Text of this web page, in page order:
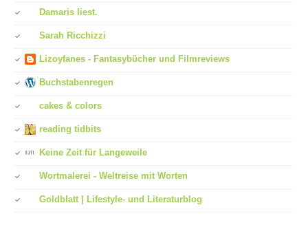
Damaris liest.
Sarah Ricchizzi
Lizoyfanes - Fantasybücher und Filmreviews
Buchstabenregen
cakes & colors
reading tidbits
Keine Zeit für Langeweile
Wortmalerei - Weltreise mit Worten
Goldblatt | Lifestyle- und Literaturblog